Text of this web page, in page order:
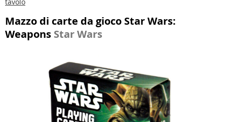
Mazzo di carte da gioco Star Wars:
Weapons Star Wars